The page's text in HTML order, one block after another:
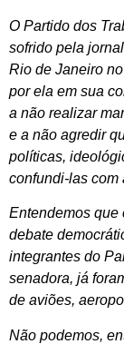
O Partido dos
sofrido pela
Rio de Janeiro
por ela em sua
a não realizar
e a não agredir
políticas,
confundi-las com
Entendemos que
debate
integrantes do
senadora, já
de aviões,
Não podemos,